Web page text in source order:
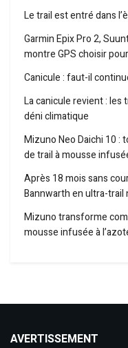
Le trail est entré dans
Garmin Epix Pro 2,
montre GPS choisir
Canicule : faut-il
La canicule revient : les
déni climatique
Mizuno Neo Daichi 10 :
de trail à mousse
Après 18 mois sans
Bannwarth en ultra-
Mizuno transforme
mousse infusée à
AVERTISSEMENT